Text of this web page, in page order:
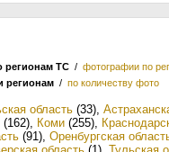
регионам ТС / фотографии по
регионам / по количеству фото
область (33),
(162), Коми (255),
(91), Оренбургская